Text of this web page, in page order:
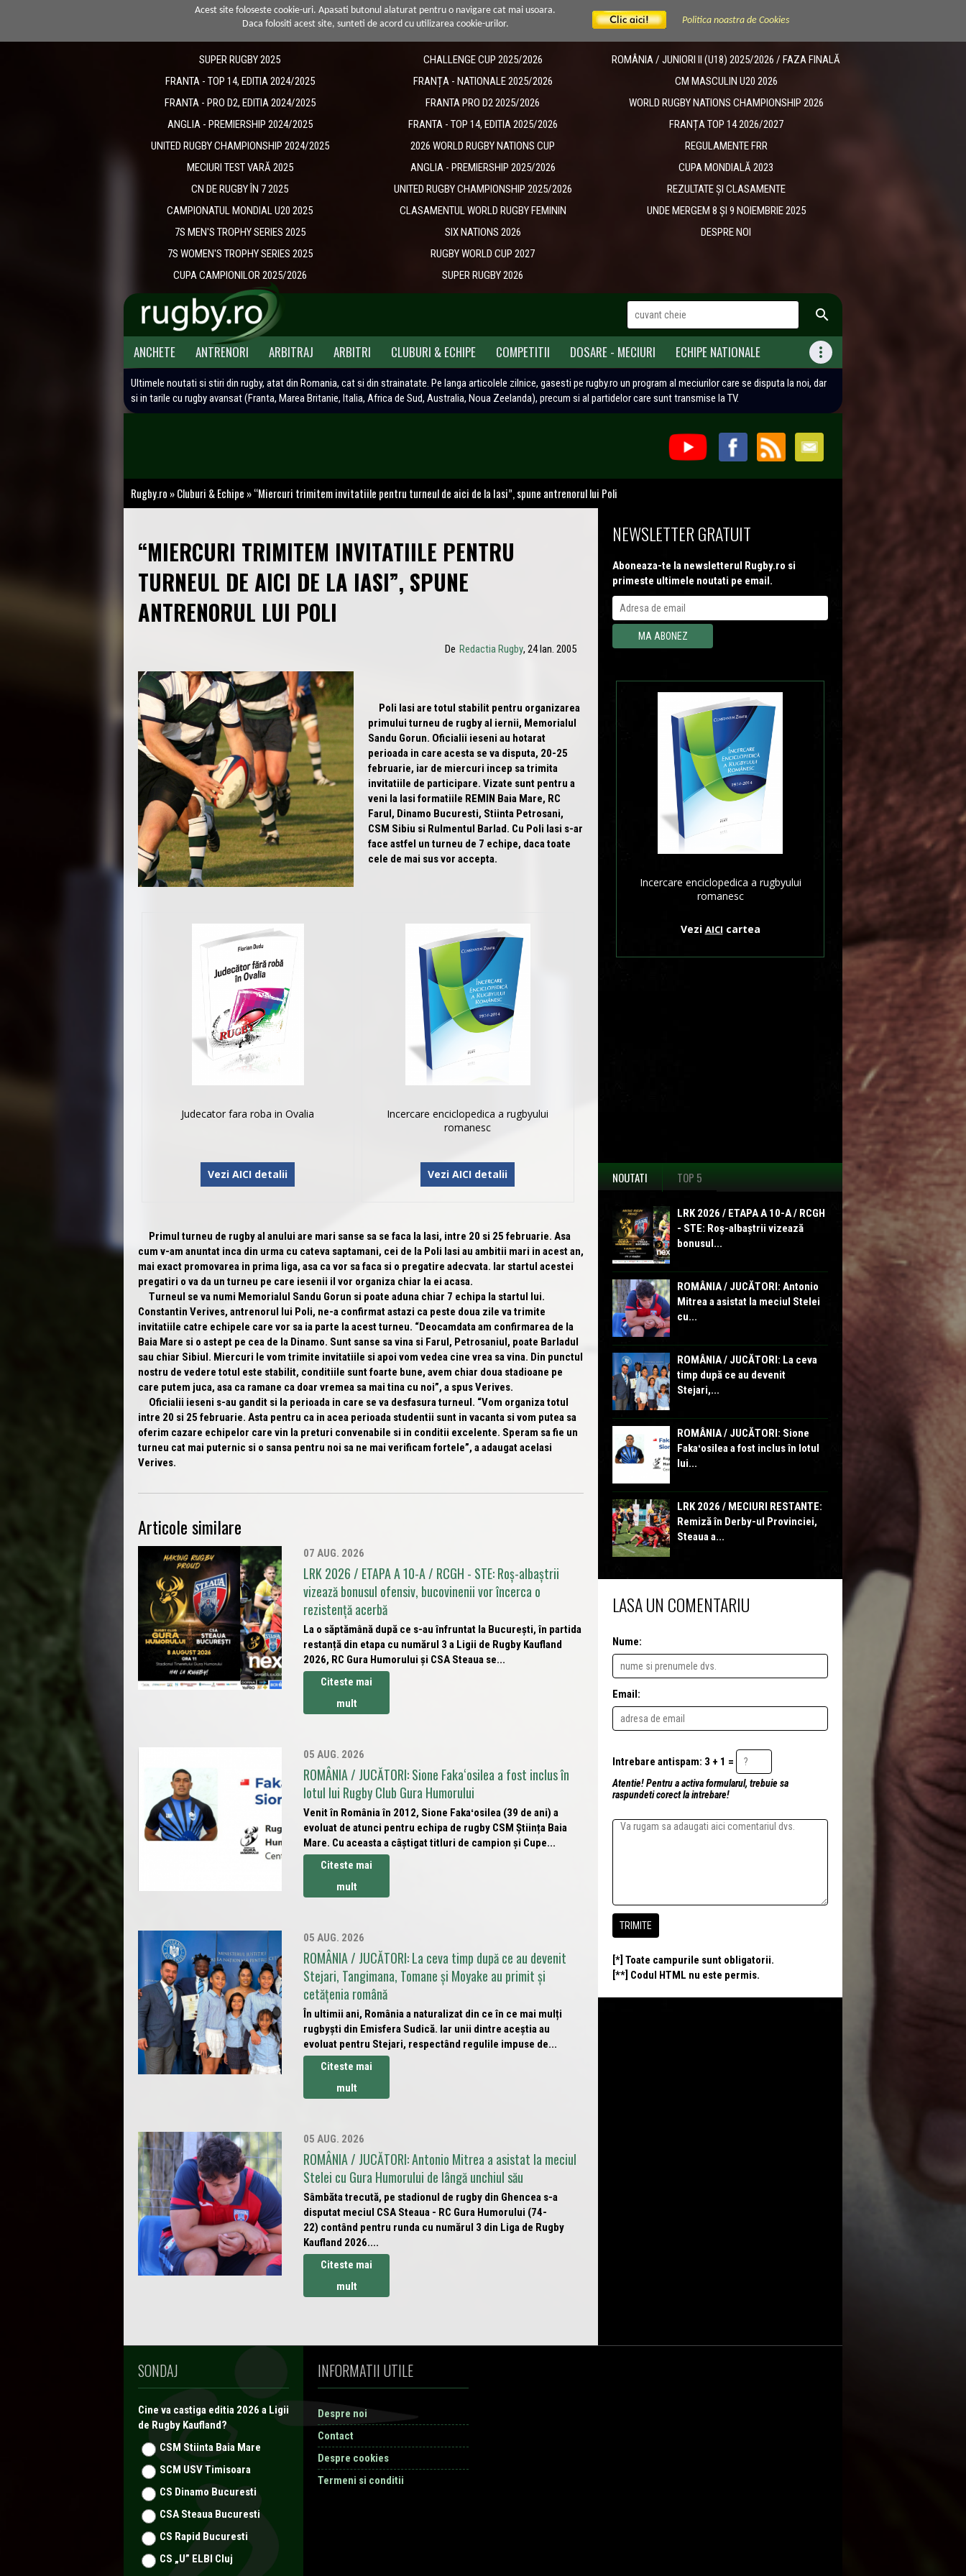
Politica noastra de Cookies
Acest site foloseste cookie-uri. Apasati butonul alaturat pentru o navigare cat mai usoara.
Daca folositi acest site, sunteti de acord cu utilizarea cookie-urilor.
SUPER RUGBY 2025
FRANTA - TOP 14, EDITIA 2024/2025
FRANTA - PRO D2, EDITIA 2024/2025
ANGLIA - PREMIERSHIP 2024/2025
UNITED RUGBY CHAMPIONSHIP 2024/2025
MECIURI TEST VARĂ 2025
CN DE RUGBY ÎN 7 2025
CAMPIONATUL MONDIAL U20 2025
7S MEN'S TROPHY SERIES 2025
7S WOMEN'S TROPHY SERIES 2025
CUPA CAMPIONILOR 2025/2026
CHALLENGE CUP 2025/2026
​FRANȚA - NATIONALE 2025/2026
FRANTA PRO D2 2025/2026
FRANTA - TOP 14, EDITIA 2025/2026
2026 WORLD RUGBY NATIONS CUP
ANGLIA - PREMIERSHIP 2025/2026
UNITED RUGBY CHAMPIONSHIP 2025/2026
CLASAMENTUL WORLD RUGBY FEMININ
SIX NATIONS 2026
RUGBY WORLD CUP 2027
SUPER RUGBY 2026
ROMÂNIA / JUNIORI II (U18) 2025/2026 / FAZA FINALĂ
CM MASCULIN U20 2026
WORLD RUGBY NATIONS CHAMPIONSHIP 2026
FRANȚA TOP 14 2026/2027
REGULAMENTE FRR
CUPA MONDIALĂ 2023
REZULTATE ȘI CLASAMENTE
UNDE MERGEM 8 ȘI 9 NOIEMBRIE 2025
DESPRE NOI

ANCHETE ANTRENORI ARBITRAJ ARBITRI CLUBURI & ECHIPE COMPETITII DOSARE - MECIURI ECHIPE NATIONALE 
Ultimele noutati si stiri din rugby, atat din Romania, cat si din strainatate. Pe langa articolele zilnice, gasesti pe rugby.ro un program al meciurilor care se disputa la noi, dar
si in tarile cu rugby avansat (Franta, Marea Britanie, Italia, Africa de Sud, Australia, Noua Zeelanda), precum si al partidelor care sunt transmise la TV.
Rugby.ro »Cluburi & Echipe »“Miercuri trimitem invitatiile pentru turneul de aici de la Iasi”, spune antrenorul lui Poli
“MIERCURI TRIMITEM INVITATIILE PENTRU
TURNEUL DE AICI DE LA IASI”, SPUNE
ANTRENORUL LUI POLI
De Redactia Rugby, 24 Ian. 2005
Poli Iasi are totul stabilit pentru organizarea
primului turneu de rugby al iernii, Memorialul
Sandu Gorun. Oficialii ieseni au hotarat
perioada in care acesta se va disputa, 20-25
februarie, iar de miercuri incep sa trimita
invitatiile de participare. Vizate sunt pentru a
veni la Iasi formatiile REMIN Baia Mare, RC
Farul, Dinamo Bucuresti, Stiinta Petrosani,
CSM Sibiu si Rulmentul Barlad. Cu Poli Iasi s-ar
face astfel un turneu de 7 echipe, daca toate
cele de mai sus vor accepta.
Judecator fara roba in Ovalia
Vezi AICI detalii
Incercare enciclopedica a rugbyului
romanesc
Vezi AICI detalii
Primul turneu de rugby al anului are mari sanse sa se faca la Iasi, intre 20 si 25 februarie. Asa
cum v-am anuntat inca din urma cu cateva saptamani, cei de la Poli Iasi au ambitii mari in acest an,
mai exact promovarea in prima liga, asa ca vor sa faca si o pregatire adecvata. Iar startul acestei
pregatiri o va da un turneu pe care iesenii il vor organiza chiar la ei acasa.
Turneul se va numi Memorialul Sandu Gorun si poate aduna chiar 7 echipa la startul lui.
Constantin Verives, antrenorul lui Poli, ne-a confirmat astazi ca peste doua zile va trimite
invitatiile catre echipele care vor sa ia parte la acest turneu. “Deocamdata am confirmarea de la
Baia Mare si o astept pe cea de la Dinamo. Sunt sanse sa vina si Farul, Petrosaniul, poate Barladul
sau chiar Sibiul. Miercuri le vom trimite invitatiile si apoi vom vedea cine vrea sa vina. Din punctul
nostru de vedere totul este stabilit, conditiile sunt foarte bune, avem chiar doua stadioane pe
care putem juca, asa ca ramane ca doar vremea sa mai tina cu noi”, a spus Verives.
Oficialii ieseni s-au gandit si la perioada in care se va desfasura turneul. “Vom organiza totul
intre 20 si 25 februarie. Asta pentru ca in acea perioada studentii sunt in vacanta si vom putea sa
oferim cazare echipelor care vin la preturi convenabile si in conditii excelente. Speram sa fie un
turneu cat mai puternic si o sansa pentru noi sa ne mai verificam fortele”, a adaugat acelasi
Verives.
Articole similare
07 AUG. 2026
LRK 2026 / ETAPA A 10-A / RCGH - STE: Roș-albaștrii
vizează bonusul ofensiv, bucovinenii vor încerca o
rezistență acerbă
La o săptămână după ce s-au înfruntat la București, în partida
restanță din etapa cu numărul 3 a Ligii de Rugby Kaufland
2026, RC Gura Humorului și CSA Steaua se...
Citeste mai
mult
05 AUG. 2026
ROMÂNIA / JUCĂTORI: Sione Fakaʻosilea a fost inclus în
lotul lui Rugby Club Gura Humorului
Venit în România în 2012, Sione Fakaʻosilea (39 de ani) a
evoluat de atunci pentru echipa de rugby CSM Știința Baia
Mare. Cu aceasta a câștigat titluri de campion și Cupe...
Citeste mai
mult
05 AUG. 2026
ROMÂNIA / JUCĂTORI: La ceva timp după ce au devenit
Stejari, Tangimana, Tomane și Moyake au primit și
cetățenia română
În ultimii ani, România a naturalizat din ce în ce mai mulți
rugbyști din Emisfera Sudică. Iar unii dintre aceștia au
evoluat pentru Stejari, respectând regulile impuse de...
Citeste mai
mult
05 AUG. 2026
ROMÂNIA / JUCĂTORI: Antonio Mitrea a asistat la meciul
Stelei cu Gura Humorului de lângă unchiul său
Sâmbăta trecută, pe stadionul de rugby din Ghencea s-a
disputat meciul CSA Steaua - RC Gura Humorului (74-
22) contând pentru runda cu numărul 3 din Liga de Rugby
Kaufland 2026....
Citeste mai
mult
NEWSLETTER GRATUIT
Aboneaza-te la newsletterul Rugby.ro si
primeste ultimele noutati pe email.
Incercare enciclopedica a rugbyului
romanesc
Vezi AICI cartea
NOUTATI TOP 5
LRK 2026 / ETAPA A 10-A / RCGH
- STE: Roș-albaștrii vizează
bonusul...
ROMÂNIA / JUCĂTORI: Antonio
Mitrea a asistat la meciul Stelei
cu...
ROMÂNIA / JUCĂTORI: La ceva
timp după ce au devenit
Stejari,...
ROMÂNIA / JUCĂTORI: Sione
Fakaʻosilea a fost inclus în lotul
lui...
LRK 2026 / MECIURI RESTANTE:
Remiză în Derby-ul Provinciei,
Steaua a...
LASA UN COMENTARIU
Nume:
Email:
Intrebare antispam: 3 + 1 =
Atentie! Pentru a activa formularul, trebuie sa
raspundeti corect la intrebare!
[*] Toate campurile sunt obligatorii.
[**] Codul HTML nu este permis.
SONDAJ
Cine va castiga editia 2026 a Ligii
de Rugby Kaufland?
CSM Stiinta Baia Mare
SCM USV Timisoara
CS Dinamo Bucuresti
CSA Steaua Bucuresti
CS Rapid Bucuresti
CS „U” ELBI Cluj
INFORMATII UTILE
Despre noi
Contact
Despre cookies
Termeni si conditii